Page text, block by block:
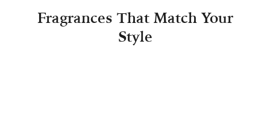
Fragrances That Match Your
Style